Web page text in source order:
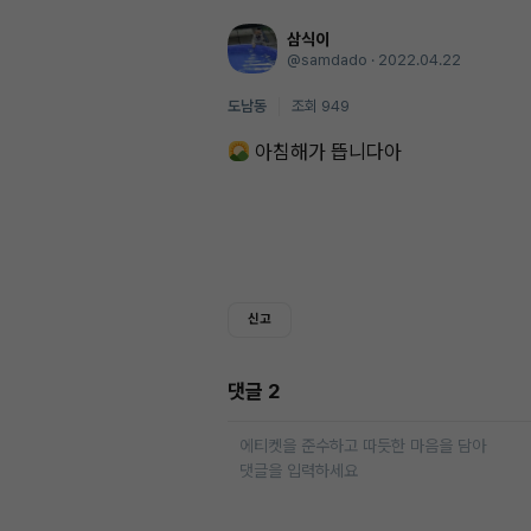
삼식이
@samdado · 2022.04.22
도남동 조회 949
아침해가 뜹니다아
신고
댓글 2